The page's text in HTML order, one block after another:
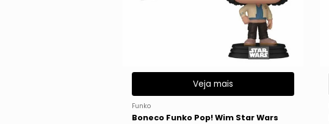
Veja mais
Funko
Boneco Funko Pop! Wim Star Wars